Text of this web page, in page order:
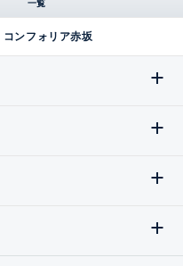
コンフォリア赤坂